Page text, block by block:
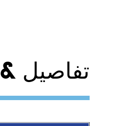
تفاصيل &